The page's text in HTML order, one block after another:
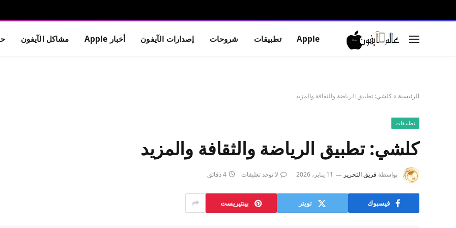
Apple تطبيقات شروحات إصدارات الآيفون أخبار Apple مشاكل الآيفون
الرئيسية »كلشي: تطبيق الرياضة والثقافة والمزيد
تطبيقات
كلشي: تطبيق الرياضة والثقافة والمزيد
بواسطة فريق التحرير 11 يناير، 2026 لا توجد تعليقات 4 دقائق
فيسبوك تويتر بينتيريست